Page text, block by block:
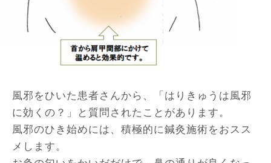
風邪をひいた患者さんから、「はりきゅうは風邪
に効くの？」と質問されたことがあります。
風邪のひき始めには、積極的に鍼灸施術をおスス
メします。